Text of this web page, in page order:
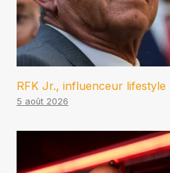
RFK Jr., influenceur lifestyle
5 août 2026